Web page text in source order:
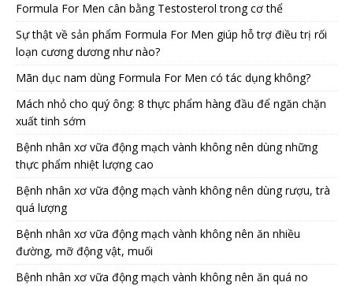
Formula For Men cân bằng Testosterol trong cơ thể
Sự thật về sản phẩm Formula For Men giúp hỗ trợ điều trị rối
loạn cương dương như nào?
Mãn dục nam dùng Formula For Men có tác dụng không?
Mách nhỏ cho quý ông: 8 thực phẩm hàng đầu để ngăn chặn
xuất tinh sớm
Bệnh nhân xơ vữa động mạch vành không nên dùng những
thực phẩm nhiệt lượng cao
Bệnh nhân xơ vữa động mạch vành không nên dùng rượu, trà
quá lượng
Bệnh nhân xơ vữa động mạch vành không nên ăn nhiều
đường, mỡ động vật, muối
Bệnh nhân xơ vữa động mạch vành không nên ăn quá no